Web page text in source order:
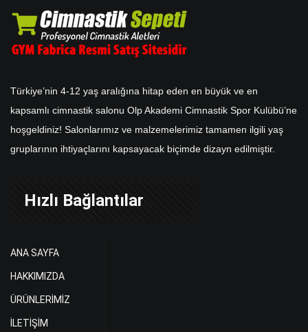
Türkiye’nin 4-12 yaş aralığına hitap eden en büyük ve en
kapsamlı cimnastik salonu Olp Akademi Cimnastik Spor Kulübü’ne
hoşgeldiniz! Salonlarımız ve malzemelerimiz tamamen ilgili yaş
gruplarının ihtiyaçlarını kapsayacak biçimde dizayn edilmiştir.
Hızlı Bağlantılar
ANA SAYFA
HAKKIMIZDA
ÜRÜNLERİMİZ
İLETİŞİM